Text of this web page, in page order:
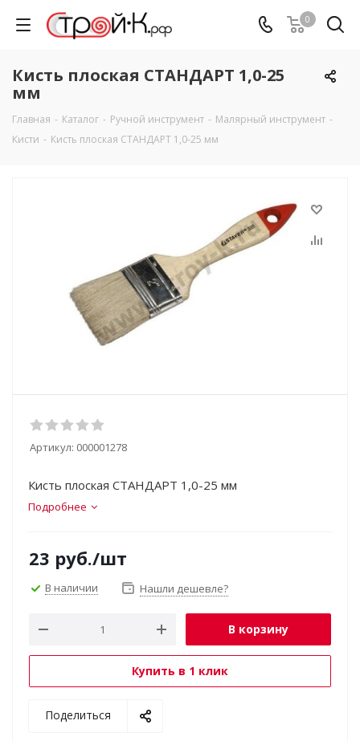
0
Кисть плоская СТАНДАРТ 1,0-25
мм
Главная - Каталог - Ручной инструмент - Малярный инструмент -
Кисти - Кисть плоская СТАНДАРТ 1,0-25 мм
Артикул: 000001278
Кисть плоская СТАНДАРТ 1,0-25 мм
Подробнее
23 руб./шт
В наличии Нашли дешевле?
В корзину
Купить в 1 клик
Поделиться